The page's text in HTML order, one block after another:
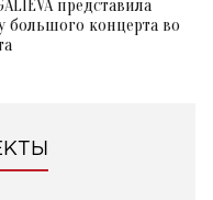
представила
концерта во